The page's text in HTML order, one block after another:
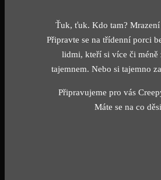
Ťuk, ťuk. Kdo tam?
Připravte se na třídenní porci
lidmi, kteří si více či méně
tajemnem. Nebo si tajemno
Připravujeme pro vás
Máte se na co